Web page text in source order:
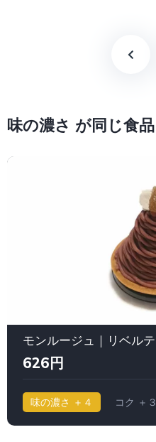
味の濃さ が同じ食品
626円
味の濃さ ＋４ コク ＋３